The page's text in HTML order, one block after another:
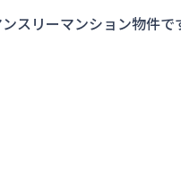
スリーマンション物件で